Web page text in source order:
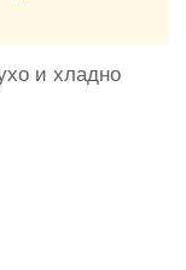
и хладно